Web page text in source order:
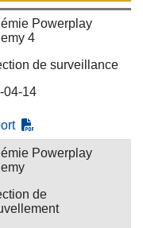
Powerplay
4
de surveillance
04-14
Powerplay
de